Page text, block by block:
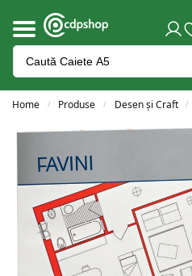
Home / Produse / Desen și Craft /